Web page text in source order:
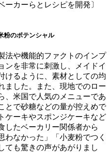
ーカーらとレシピを開発〕
粉のポテンシャル
法や機能的ファクトのインプ
ンを非常に刺激し、メイドイ
けるように、素材としての均
ました。また、現地でのロー
、米国で人気のメニューであ
とで砂糖などの量が控えめで
ケーキやスポンジケーキなど
したベーカリー関係者から
わなかった」「小麦粉でつく
ても驚きの声があがりまし